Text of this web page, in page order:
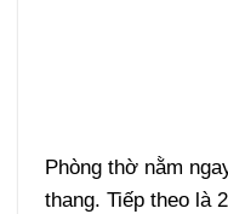
Phòng thờ nằm
thang. Tiếp theo là